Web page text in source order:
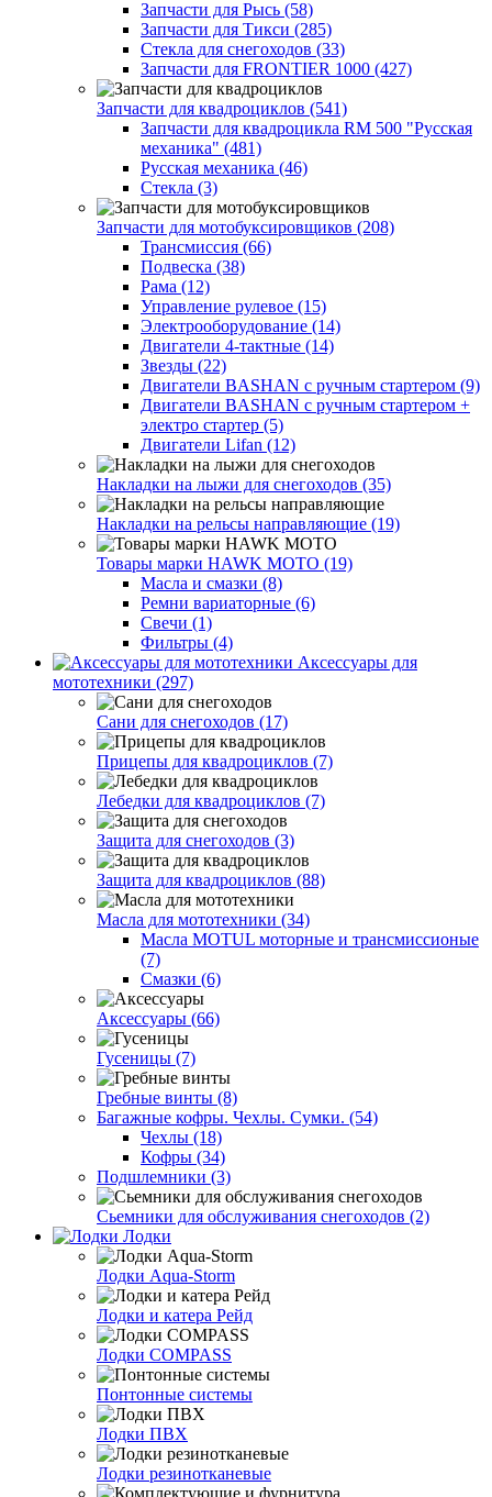
Запчасти для Рысь (58)
Запчасти для Тикси (285)
Стекла для снегоходов (33)
Запчасти для FRONTIER 1000 (427)
Запчасти для квадроциклов (541)
Запчасти для квадроцикла RM 500 "Русская
механика" (481)
Русская механика (46)
Стекла (3)
Запчасти для мотобуксировщиков (208)
Трансмиссия (66)
Подвеска (38)
Рама (12)
Управление рулевое (15)
Электрооборудование (14)
Двигатели 4-тактные (14)
Звезды (22)
Двигатели BASHAN с ручным стартером (9)
Двигатели BASHAN с ручным стартером +
электро стартер (5)
Двигатели Lifan (12)
Накладки на лыжи для снегоходов (35)
Накладки на рельсы направляющие (19)
Товары марки HAWK MOTO (19)
Масла и смазки (8)
Ремни вариаторные (6)
Свечи (1)
Фильтры (4)
Аксессуары для
мототехники (297)
Сани для снегоходов (17)
Прицепы для квадроциклов (7)
Лебедки для квадроциклов (7)
Защита для снегоходов (3)
Защита для квадроциклов (88)
Масла для мототехники (34)
Масла MOTUL моторные и трансмиссионые
(7)
Смазки (6)
Аксессуары (66)
Гусеницы (7)
Гребные винты (8)
Багажные кофры. Чехлы. Сумки. (54)
Чехлы (18)
Кофры (34)
Подшлемники (3)
Сьемники для обслуживания снегоходов (2)
Лодки
Лодки Aqua-Storm
Лодки и катера Рейд
Лодки COMPASS
Понтонные системы
Лодки ПВХ
Лодки резинотканевые